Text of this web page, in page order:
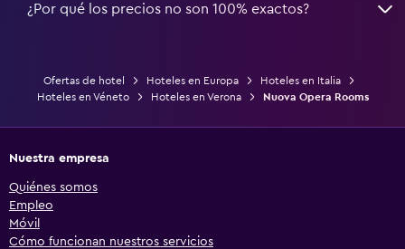
¿Por qué los precios no son 100% exactos?
Ofertas de hotel Hoteles en Europa
Hoteles en Italia
Hoteles en Véneto
Hoteles en Verona Nuova Opera Rooms
Nuestra empresa
Quiénes somos
Empleo
Móvil
Cómo funcionan nuestros servicios